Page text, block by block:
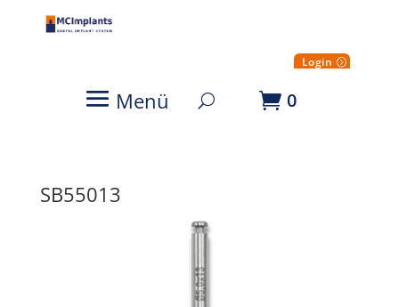
Login
Menü 0
SB55013